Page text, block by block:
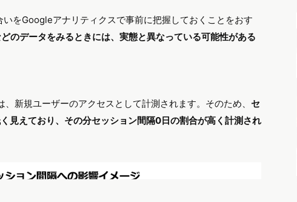
をGoogleアナリティクスで事前に把握しておくことをおす
のデータをみるときには、実態と異なっている可能性がある
新規ユーザーのアクセスとして計測されます。そのため、 セ
見えており、その分セッション間隔0日の割合が高く計測され